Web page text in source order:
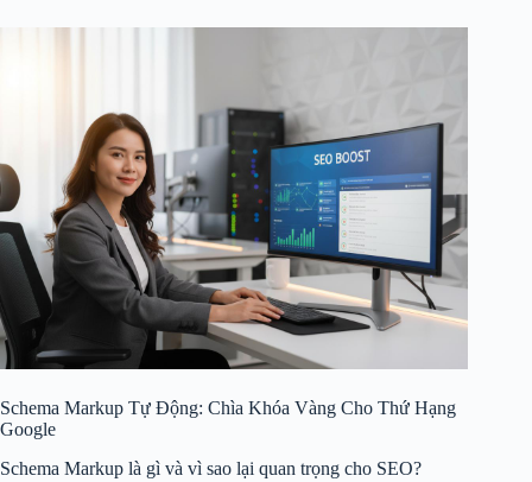
Schema Markup Tự Động: Chìa Khóa Vàng Cho Thứ Hạng
Google
Schema Markup là gì và vì sao lại quan trọng cho SEO?